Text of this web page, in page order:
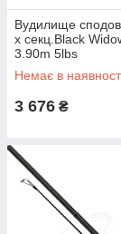
Вудилище
х секц.Black
3.90m 5lbs
Немає в
3 676 ₴